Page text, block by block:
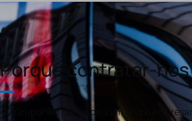
Porquê contratar-nos
O GrupoPRO pertence a um grupo